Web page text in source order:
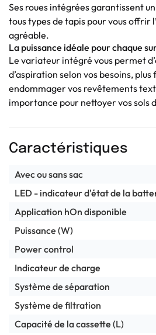
Ses roues intégrées garantissent
tous types de tapis pour vous offrir
agréable.
La puissance idéale pour chaque
Le variateur intégré vous permet
d’aspiration selon vos besoins,
endommager vos revêtements
importance pour nettoyer vos sols
Caractéristiques
Avec ou sans sac
LED - indicateur d'état de la
Application hOn disponible
Puissance (W)
Power control
Indicateur de charge
Système de séparation
Système de filtration
Capacité de la cassette (L)